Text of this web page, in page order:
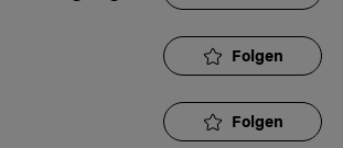
Folgen
Folgen